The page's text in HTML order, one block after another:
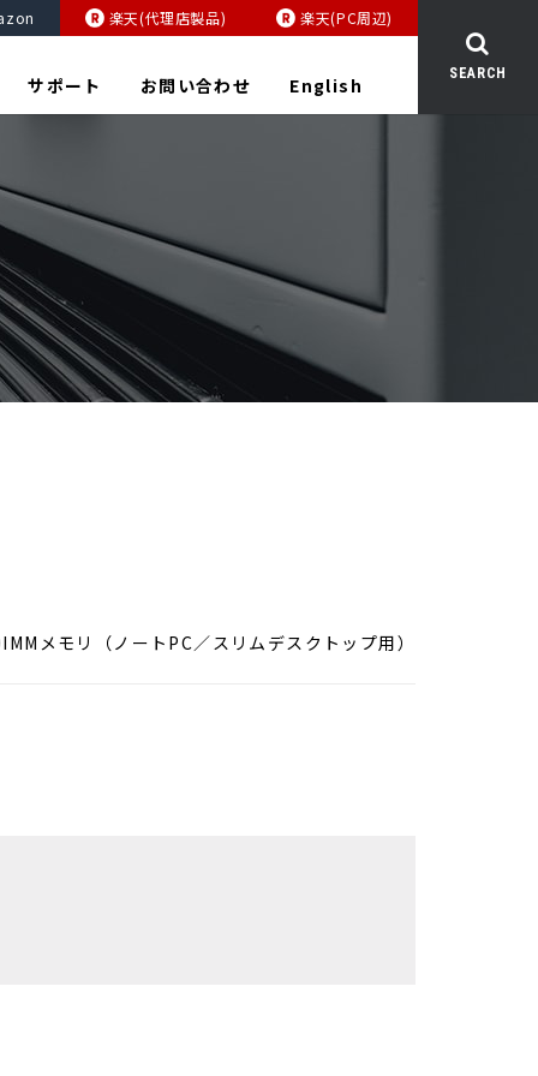
楽天(代理店製品) 楽天(PC周辺)
サポート お問い合わせ English SEARCH
メモリ（ノートPC／スリムデスクトップ用）